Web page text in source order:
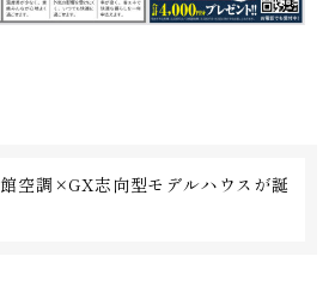
空調×GX志向型モデルハウスが誕